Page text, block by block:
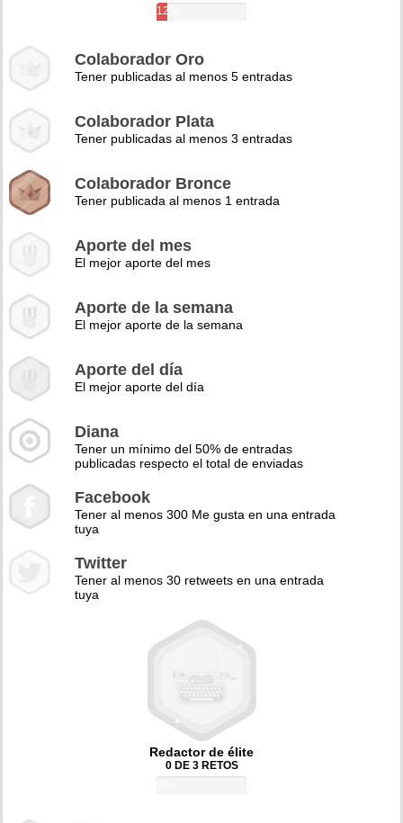
12%
Colaborador Oro
Tener publicadas al menos 5 entradas
Colaborador Plata
Tener publicadas al menos 3 entradas
Colaborador Bronce
Tener publicada al menos 1 entrada
Aporte del mes
El mejor aporte del mes
Aporte de la semana
El mejor aporte de la semana
Aporte del día
El mejor aporte del día
Diana
Tener un mínimo del 50% de entradas
publicadas respecto el total de enviadas
Facebook
Tener al menos 300 Me gusta en una entrada
tuya
Twitter
Tener al menos 30 retweets en una entrada
tuya
Redactor de élite
0 DE 3 RETOS